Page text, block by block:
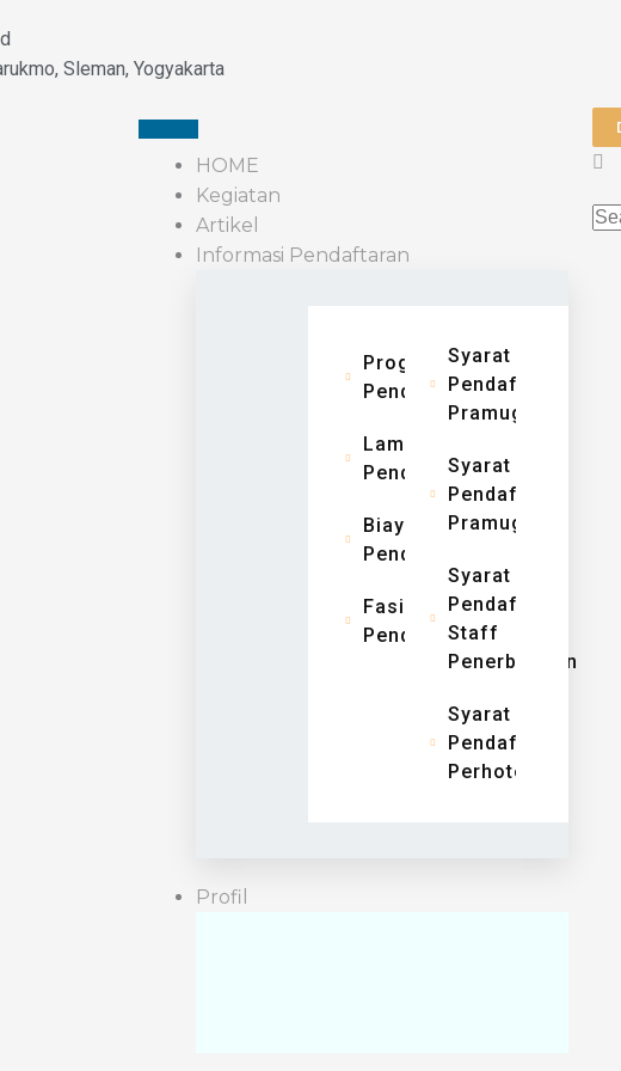
Sleman, Yogyakarta
HOME
Kegiatan
Artikel
Informasi Pendaftaran
Program
Pendidikan
Lama
Pendidikan
Biaya
Pendidikan
Fasilitas
Pendidikan
Syarat
Pendaftaran
Pramugari
Syarat
Pendaftaran
Pramugara
Syarat
Pendaftaran
Staff
Penerbangan
Syarat
Pendaftaran
Perhotelan
Profil